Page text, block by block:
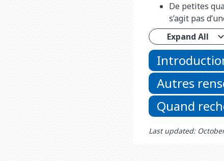
De petites
s’agit pas
Expand All
Autres
Quand
Last updated: